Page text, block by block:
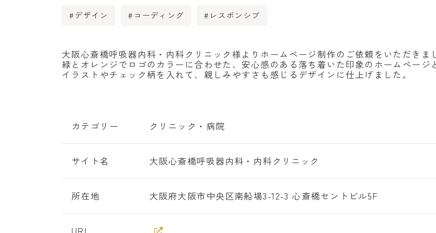
#デザイン #コーディング #レスポンシブ
大阪心斎橋呼吸器内科・内科クリニック様よりホームページ制作のご依頼をいただきま
緑とオレンジでロゴのカラーに合わせた、安心感のある落ち着いた印象のホームページ
イラストやチェック柄を入れて、親しみやすさも感じるデザインに仕上げました。
カテゴリー クリニック・病院
サイト名 大阪心斎橋呼吸器内科・内科クリニック
所在地 大阪府大阪市中央区南船場3-12-3 心斎橋セントビル5F